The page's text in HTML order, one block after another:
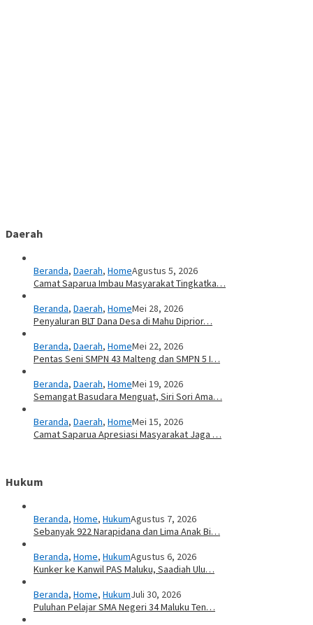
Daerah
Beranda, Daerah, HomeAgustus 5, 2026
Camat Saparua Imbau Masyarakat Tingkatka…
Beranda, Daerah, HomeMei 28, 2026
Penyaluran BLT Dana Desa di Mahu Diprior…
Beranda, Daerah, HomeMei 22, 2026
Pentas Seni SMPN 43 Malteng dan SMPN 5 I…
Beranda, Daerah, HomeMei 19, 2026
Semangat Basudara Menguat, Siri Sori Ama…
Beranda, Daerah, HomeMei 15, 2026
Camat Saparua Apresiasi Masyarakat Jaga …
Hukum
Beranda, Home, HukumAgustus 7, 2026
Sebanyak 922 Narapidana dan Lima Anak Bi…
Beranda, Home, HukumAgustus 6, 2026
Kunker ke Kanwil PAS Maluku, Saadiah Ulu…
Beranda, Home, HukumJuli 30, 2026
Puluhan Pelajar SMA Negeri 34 Maluku Ten…